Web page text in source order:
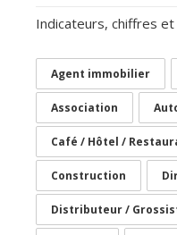
Indicateurs, chiffres
Agent immobilier
Association
Café / Hôtel /
Construction
Distributeur /